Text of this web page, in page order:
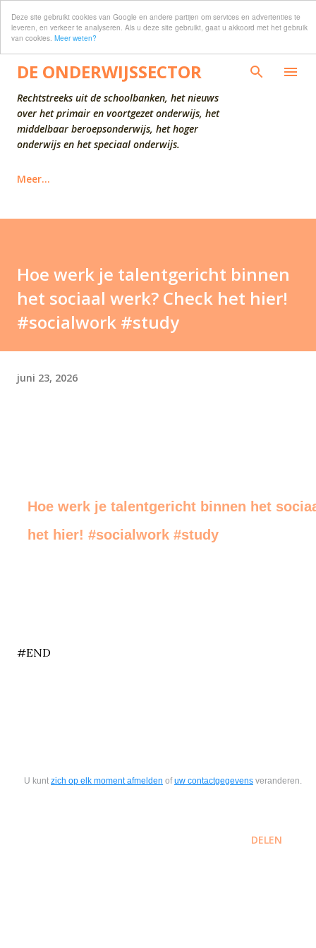
Deze site gebruikt cookies van Google en andere partijen om services en advertenties te
leveren, en verkeer te analyseren. Als u deze site gebruikt, gaat u akkoord met het gebruik
van cookies. Meer weten?
Doorgaan naar hoofdcontent
DE ONDERWIJSSECTOR
Rechtstreeks uit de schoolbanken, het nieuws
over het primair en voortgezet onderwijs, het
middelbaar beroepsonderwijs, het hoger
onderwijs en het speciaal onderwijs.
Meer…
Hoe werk je talentgericht binnen
het sociaal werk? Check het hier!
#socialwork #study
juni 23, 2026
Hoe werk je talentgericht binnen het
het hier! #socialwork #study
#END
U kunt zich op elk moment afmelden ofuw contactgegevens veranderen.
DELEN